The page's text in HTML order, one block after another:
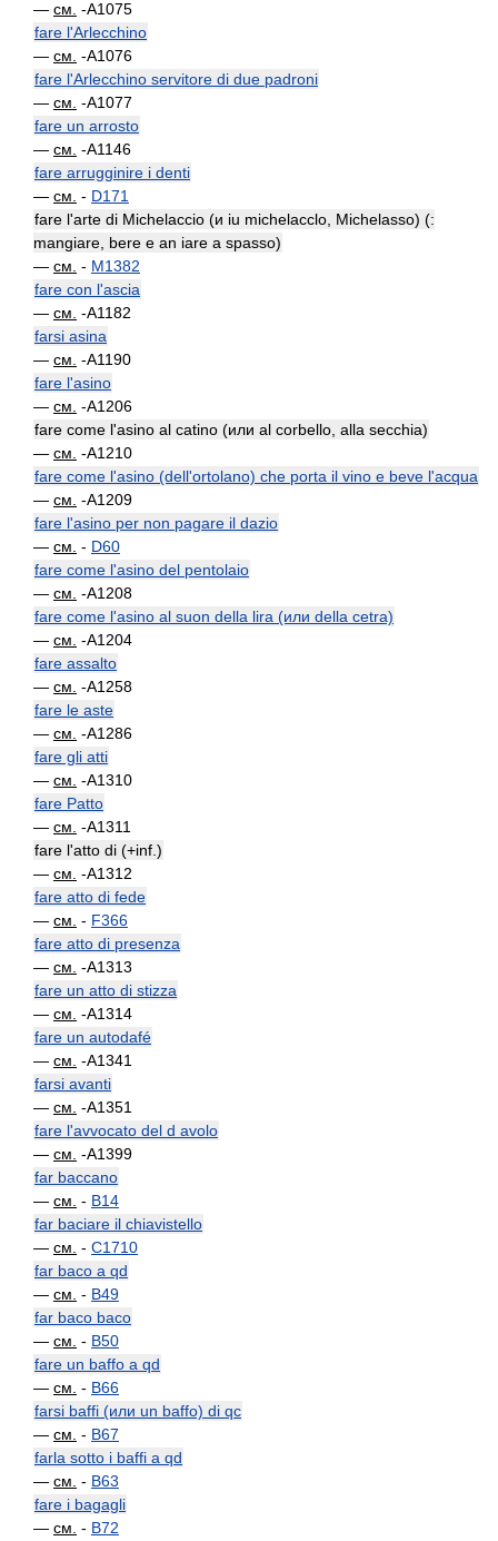
— см. -A1075
fare l'Arlecchino
— см. -A1076
fare l'Arlecchino servitore di due padroni
— см. -A1077
fare un arrosto
— см. -A1146
fare arrugginire i denti
— см. - D171
fare l'arte di Michelaccio (и iu michelacclo, Michelasso) (:
mangiare, bere e an iare a spasso)
— см. - M1382
fare con l'ascia
— см. -A1182
farsi asina
— см. -A1190
fare l'asino
— см. -A1206
fare come l'asino al catino (или al corbello, alla secchia)
— см. -A1210
fare come l'asino (dell'ortolano) che porta il vino e beve l'acqua
— см. -A1209
fare l'asino per non pagare il dazio
— см. - D60
fare come l'asino del pentolaio
— см. -A1208
fare come l'asino al suon della lira (или della cetra)
— см. -A1204
fare assalto
— см. -A1258
fare le aste
— см. -A1286
fare gli atti
— см. -A1310
fare Patto
— см. -A1311
fare l'atto di (+inf.)
— см. -A1312
fare atto di fede
— см. - F366
fare atto di presenza
— см. -A1313
fare un atto di stizza
— см. -A1314
fare un autodafé
— см. -A1341
farsi avanti
— см. -A1351
fare l'avvocato del d avolo
— см. -A1399
far baccano
— см. - B14
far baciare il chiavistello
— см. - C1710
far baco a qd
— см. - B49
far baco baco
— см. - B50
fare un baffo a qd
— см. - B66
farsi baffi (или un baffo) di qc
— см. - B67
farla sotto i baffi a qd
— см. - B63
fare i bagagli
— см. - B72